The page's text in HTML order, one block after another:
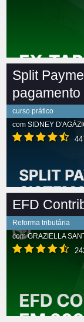
Split
pagamento
curso prático
com SIDNEY
EFD
Reforma tributária
comGRAZIELLA